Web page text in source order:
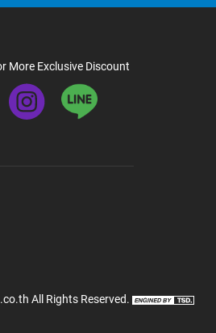
More Exclusive Discount
All Rights Reserved.